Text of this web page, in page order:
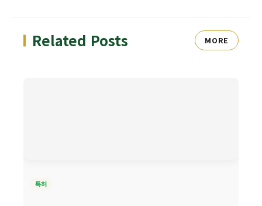
Related Posts MORE
특허